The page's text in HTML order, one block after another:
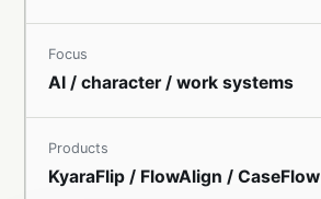
Focus
AI / character / work systems
Products
KyaraFlip / FlowAlign / CaseFlow